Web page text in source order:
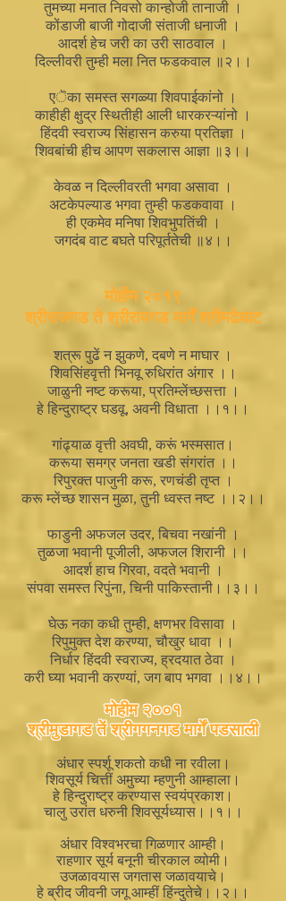
तुमच्या मनात निवसो कान्होजी तानाजी ।
कोंडाजी बाजी गोदाजी संताजी धनाजी ।
आदर्श हेच जरी का उरी साठवाल ।
दिल्लीवरी तुम्ही मला नित फडकवाल ॥२।।
एॆका समस्त सगळ्या शिवपाईकांनो ।
काहीही क्षुद्र स्थितीही आली धारकरऱ्यांनो ।
हिंदवी स्वराज्य सिंहासन करुया प्रतिज्ञा ।
शिवबांची हीच आपण सकलास आज्ञा ॥३।।
केवळ न दिल्लीवरती भगवा असावा ।
अटकेपल्याड भगवा तुम्ही फडकवावा ।
ही एकमेव मनिषा शिवभुपतिंची ।
जगदंब वाट बघते परिपूर्ततेची ॥४।।
मोहीम २०१९
श्रीराजगड ते श्रीरायगड मार्गें श्रीमढेघाट
शत्रू पुढें न झुकणे, दबणे न माघार ।
शिवसिंहवृत्ती भिनवू रुधिरांत अंगार ।।
जाळुनी नष्ट करूया, प्रतिम्लेंच्छसत्ता ।
हे हिन्दुराष्ट्र घडवू, अवनी विधाता ।।१।।
गांढ्याळ वृत्ती अवघी, करूं भस्मसात।
करूया समग्र जनता खडी संगरांत ।।
रिपुरक्त पाजुनी करू, रणचंडी तृप्त ।
करू म्लेंच्छ शासन मुळा, तुनी ध्वस्त नष्ट ।।२।।
फाडुनी अफजल उदर, बिचवा नखांनी ।
तुळजा भवानी पूजीली, अफजल शिरानी ।।
आदर्श हाच गिरवा, वदते भवानी ।
संपवा समस्त रिपुंना, चिनी पाकिस्तानी।।३।।
घेऊ नका कधी तुम्ही, क्षणभर विसावा ।
रिपुमुक्त देश करण्या, चौखुर धावा ।।
निर्धार हिंदवी स्वराज्य, ह्रदयात ठेवा ।
करी घ्या भवानी करण्यां, जग बाप भगवा ।।४।।
मोहीम २००१
श्रीमुडागड तें श्रीगगनगड मार्गें पडसाली
अंधार स्पर्शू शकतो कधी ना रवीला।
शिवसूर्य चित्तीं अमुच्या म्हणुनी आम्हाला।
हे हिन्दुराष्ट्र करण्यास स्वयंप्रकाश।
चालु उरांत धरुनी शिवसूर्यध्यास।।१।।
अंधार विश्वभरचा गिळणार आम्ही।
राहणार सूर्य बनूनी चीरकाल व्योमी।
उजळावयास जगतास जळावयाचे।
हे ब्रीद जीवनी जगू आम्हीं हिंन्दुतेचे।।२।।